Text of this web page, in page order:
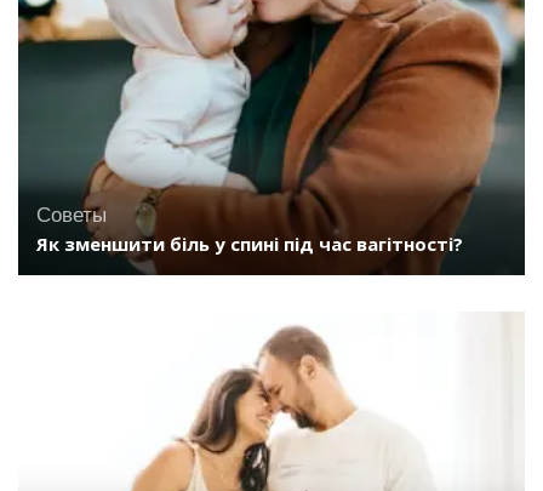
Советы
Як зменшити біль у спині під час вагітності?